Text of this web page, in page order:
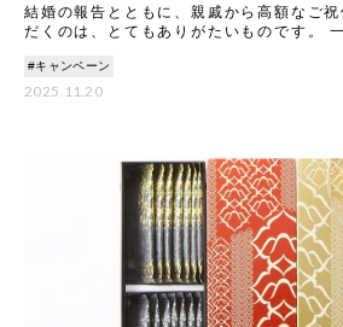
結婚の報告とともに、親戚から高額なご
だくのは、とてもありがたいものです。
にな
#キャンペーン
2025.11.20